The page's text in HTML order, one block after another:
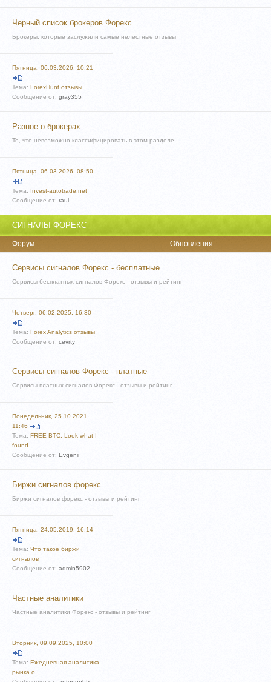
Черный список брокеров Форекс
Брокеры, которые заслужили самые нелестные отзывы
Пятница, 06.03.2026, 10:21
Тема:ForexHunt отзывы
Сообщение от:gray355
Разное о брокерах
То, что невозможно классифицировать в этом разделе
Пятница, 06.03.2026, 08:50
Тема:
Invest-autotrade.net
Сообщение от:raul
СИГНАЛЫ ФОРЕКС
Форум Обновления
Сервисы сигналов Форекс - бесплатные
Сервисы бесплатных сигналов Форекс - отзывы и рейтинг
Четверг, 06.02.2025, 16:30
Тема:Forex Analytics отзывы
Сообщение от:cevrty
Сервисы сигналов Форекс - платные
Сервисы платных сигналов Форекс - отзывы и рейтинг
Понедельник, 25.10.2021,
11:46
Тема:FREE BTC. Look what I
found ...
Сообщение от:Evgenii
Биржи сигналов форекс
Биржи сигналов форекс - отзывы и рейтинг
Пятница, 24.05.2019, 16:14
Тема:Что такое биржи
сигналов
Сообщение от:admin5902
Частные аналитики
Частные аналитики Форекс - отзывы и рейтинг
Вторник, 09.09.2025, 10:00
Тема:Ежедневная аналитика
рынка о...